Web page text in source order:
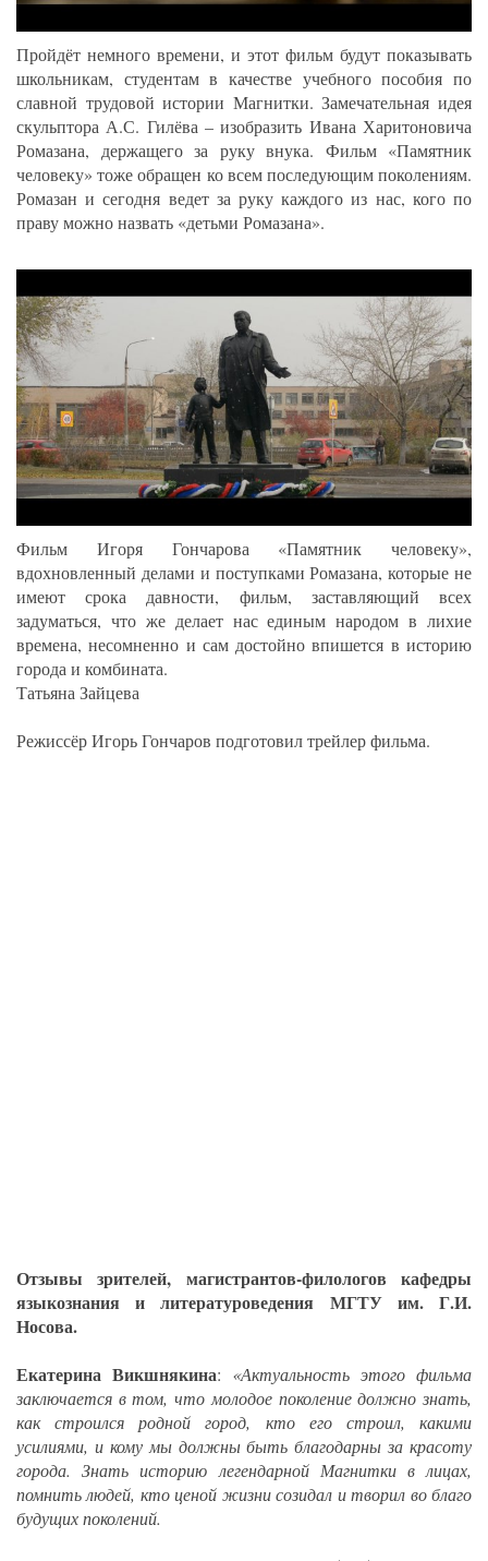
Пройдёт немного времени, и этот фильм будут показывать
школьникам, студентам в качестве учебного пособия по
славной трудовой истории Магнитки. Замечательная идея
скульптора А.С. Гилёва – изобразить Ивана Харитоновича
Ромазана, держащего за руку внука. Фильм «Памятник
человеку» тоже обращен ко всем последующим поколениям.
Ромазан и сегодня ведет за руку каждого из нас, кого по
праву можно назвать «детьми Ромазана».
Фильм Игоря Гончарова «Памятник человеку»,
вдохновленный делами и поступками Ромазана, которые не
имеют срока давности, фильм, заставляющий всех
задуматься, что же делает нас единым народом в лихие
времена, несомненно и сам достойно впишется в историю
города и комбината.
Татьяна Зайцева
Режиссёр Игорь Гончаров подготовил трейлер фильма.
Отзывы зрителей, магистрантов-филологов кафедры
языкознания и литературоведения МГТУ им. Г.И.
Носова.
Екатерина Викшнякина: «Актуальность этого фильма
заключается в том, что молодое поколение должно знать,
как строился родной город, кто его строил, какими
усилиями, и кому мы должны быть благодарны за красоту
города. Знать историю легендарной Магнитки в лицах,
помнить людей, кто ценой жизни созидал и творил во благо
будущих поколений.